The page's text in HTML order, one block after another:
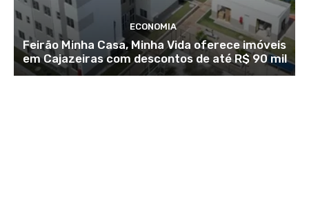
ECONOMIA
Feirão Minha Casa, Minha Vida oferece imóveis
em Cajazeiras com descontos de até R$ 90 mil